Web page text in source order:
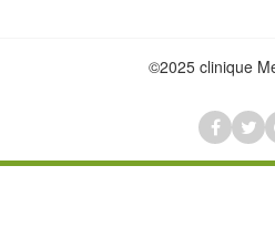
©2025 clinique